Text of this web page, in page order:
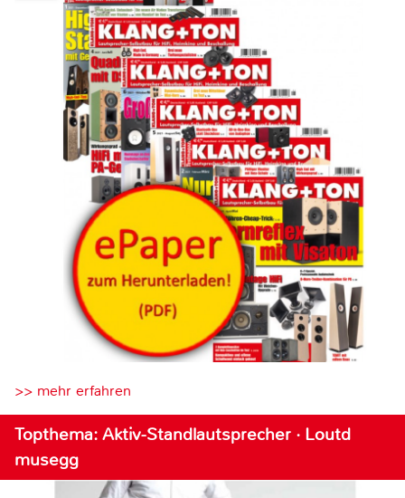
>> mehr erfahren
Topthema: Aktiv-Standlautsprecher · Loutd
musegg